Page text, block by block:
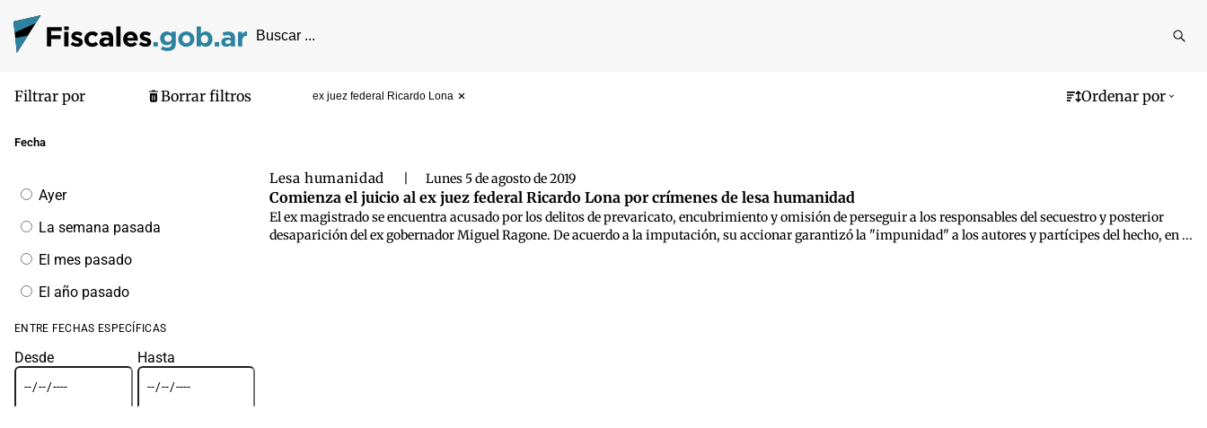
Filtrar por Borrar filtros ex juez federal Ricardo Lona Ordenar por
Fecha
Filtrar
por
fecha
Ayer
La semana pasada
El mes pasado
El año pasado
ENTRE FECHAS ESPECÍFICAS
Desde Hasta
Lesa humanidad Lunes 5 de agosto de 2019
Comienza el juicio al ex juez federal Ricardo Lona por crímenes de lesa humanidad
El ex magistrado se encuentra acusado por los delitos de prevaricato, encubrimiento y omisión de perseguir a los responsables del secuestro y posterior
desaparición del ex gobernador Miguel Ragone. De acuerdo a la imputación, su accionar garantizó la "impunidad" a los autores y partícipes del hecho, en ...